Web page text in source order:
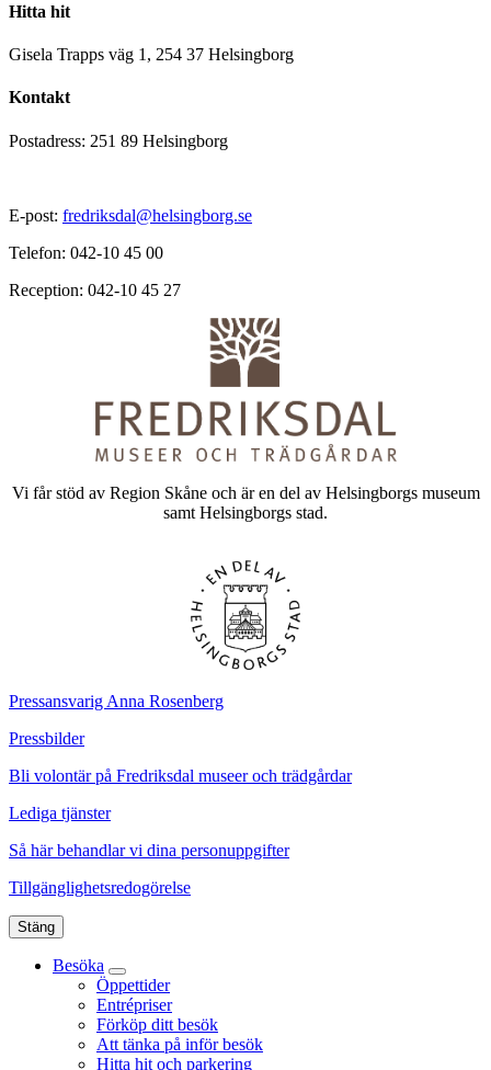
Hitta hit
Gisela Trapps väg 1, 254 37 Helsingborg
Kontakt
Postadress: 251 89 Helsingborg
E-post: fredriksdal@helsingborg.se
Telefon: 042-10 45 00
Reception: 042-10 45 27
Vi får stöd av Region Skåne och är en del av Helsingborgs museum
samt Helsingborgs stad.
Pressansvarig Anna Rosenberg
Pressbilder
Bli volontär på Fredriksdal museer och trädgårdar
Lediga tjänster
Så här behandlar vi dina personuppgifter
Tillgänglighetsredogörelse
Stäng
Besöka
Öppettider
Entrépriser
Förköp ditt besök
Att tänka på inför besök
Hitta hit och parkering